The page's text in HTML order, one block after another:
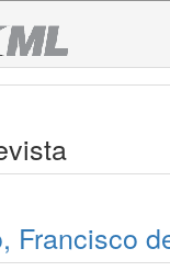
Francisco